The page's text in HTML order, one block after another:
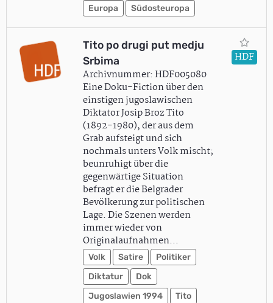
Europa
Südosteuropa
Tito po drugi put medju
Srbima
Archivnummer: HDF005080
Eine Doku-Fiction über den
einstigen jugoslawischen
Diktator Josip Broz Tito
(1892-1980), der aus dem
Grab aufsteigt und sich
nochmals unters Volk mischt;
beunruhigt über die
gegenwärtige Situation
befragt er die Belgrader
Bevölkerung zur politischen
Lage. Die Szenen werden
immer wieder von
Originalaufnahmen…
Volk Satire
Politiker
Diktatur
Dok
Jugoslawien 1994
Tito
HDF